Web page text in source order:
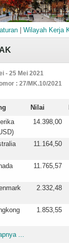
| Wilayah Kerja
- 25 Mei 2021
: 27/MK.10/2021
Nilai
14.398,00
11.164,50
11.765,57
2.332,48
1.853,55
...